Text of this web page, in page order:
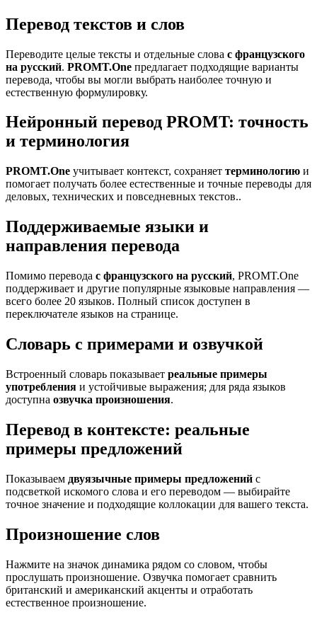
Перевод текстов и слов
Переводите целые тексты и отдельные слова с французского
на русский. PROMT.One предлагает подходящие варианты
перевода, чтобы вы могли выбрать наиболее точную и
естественную формулировку.
Нейронный перевод PROMT: точность
и терминология
PROMT.One учитывает контекст, сохраняет терминологию и
помогает получать более естественные и точные переводы для
деловых, технических и повседневных текстов..
Поддерживаемые языки и
направления перевода
Помимо перевода с французского на русский, PROMT.One
поддерживает и другие популярные языковые направления —
всего более 20 языков. Полный список доступен в
переключателе языков на странице.
Словарь с примерами и озвучкой
Встроенный словарь показывает реальные примеры
употребления и устойчивые выражения; для ряда языков
доступна озвучка произношения.
Перевод в контексте: реальные
примеры предложений
Показываем двуязычные примеры предложений с
подсветкой искомого слова и его переводом — выбирайте
точное значение и подходящие коллокации для вашего текста.
Произношение слов
Нажмите на значок динамика рядом со словом, чтобы
прослушать произношение. Озвучка помогает сравнить
британский и американский акценты и отработать
естественное произношение.